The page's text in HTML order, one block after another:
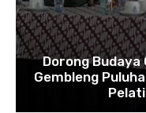
Dorong Budaya
Gembleng